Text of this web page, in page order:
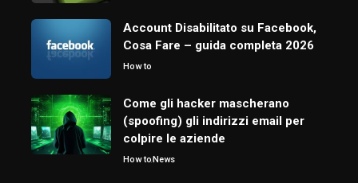
Account Disabilitato su Facebook,
Cosa Fare – guida completa 2026
How to
Come gli hacker mascherano
(spoofing) gli indirizzi email per
colpire le aziende
How toNews